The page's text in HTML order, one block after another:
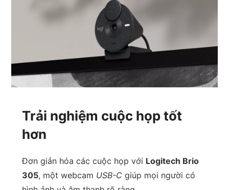
Trải nghiệm cuộc họp tốt
hơn
Đơn giản hóa các cuộc họp với Logitech Brio
305, một webcam USB-Cgiúp mọi người có